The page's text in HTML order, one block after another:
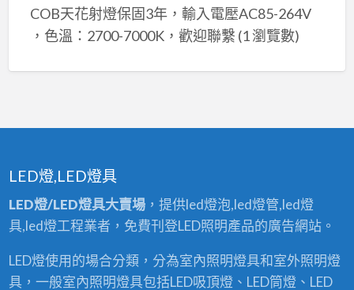
COB天花射燈保固3年，輸入電壓AC85-264V
，色溫：2700-7000K，歡迎聯繫 (1 瀏覽數)
LED燈,LED燈具
LED燈/LED燈具大賣場，提供led燈泡,led燈管,led燈
具,led燈工程業者，免費刊登LED照明產品的廣告網站。
LED燈使用的場合分類，分為室內照明燈具和室外照明燈
具，一般室內照明燈具包括LED吸頂燈、LED筒燈、LED